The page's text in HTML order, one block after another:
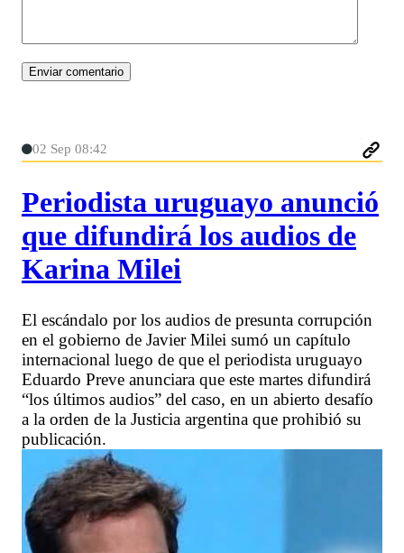
02 Sep 08:42
Periodista uruguayo anunció
que difundirá los audios de
Karina Milei
El escándalo por los audios de presunta corrupción
en el gobierno de Javier Milei sumó un capítulo
internacional luego de que el periodista uruguayo
Eduardo Preve anunciara que este martes difundirá
“los últimos audios” del caso, en un abierto desafío
a la orden de la Justicia argentina que prohibió su
publicación.